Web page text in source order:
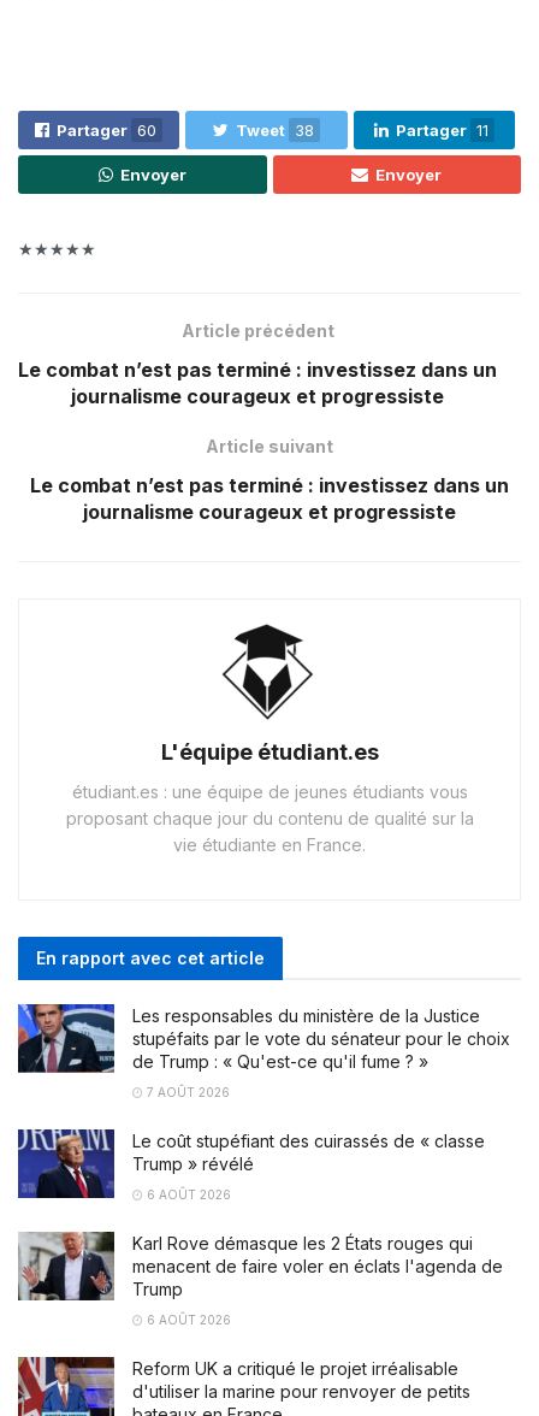
Partager 60 Tweet 38 Partager 11
Envoyer Envoyer
★★★★★
Article précédent
Le combat n’est pas terminé : investissez dans un
journalisme courageux et progressiste
Article suivant
Le combat n’est pas terminé : investissez dans un
journalisme courageux et progressiste
L'équipe étudiant.es
étudiant.es : une équipe de jeunes étudiants vous
proposant chaque jour du contenu de qualité sur la
vie étudiante en France.
En rapport avec cet article
Les responsables du ministère de la Justice
stupéfaits par le vote du sénateur pour le choix
de Trump : « Qu'est-ce qu'il fume ? »
7 AOÛT 2026
Le coût stupéfiant des cuirassés de « classe
Trump » révélé
6 AOÛT 2026
Karl Rove démasque les 2 États rouges qui
menacent de faire voler en éclats l'agenda de
Trump
6 AOÛT 2026
Reform UK a critiqué le projet irréalisable
d'utiliser la marine pour renvoyer de petits